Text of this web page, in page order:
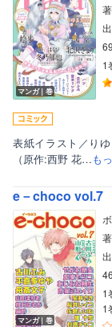
マンガ｜巻
1
表紙イラスト／り
（原作:西野 花…も
e－choco vol.7
マンガ｜巻
1
1